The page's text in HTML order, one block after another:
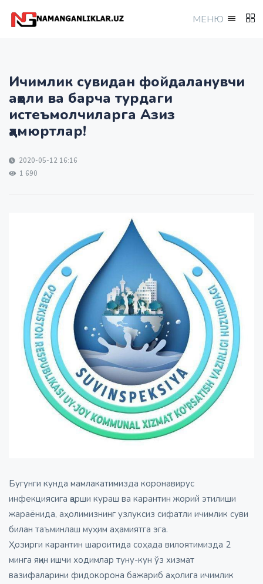
МEНЮ
Ичимлик сувидан фойдаланувчи
аҳоли ва барча турдаги
истеъмолчиларга Азиз
ҳамюртлар!
2020-05-12 16:16
1 690
Бугунги кунда мамлакатимизда коронавирус
инфекциясига қарши кураш ва карантин жорий этилиши
жараёнида, аҳолимизнинг узлуксиз сифатли ичимлик суви
билан таъминлаш муҳим аҳамиятга эга.
Ҳозирги карантин шароитида соҳада вилоятимизда 2
минга яқин ишчи ходимлар туну-кун ўз хизмат
вазифаларини фидокорона бажариб аҳолига ичимлик